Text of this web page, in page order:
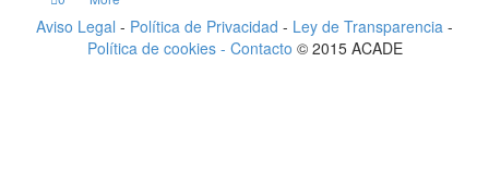
Aviso Legal - Política de Privacidad - Ley de Transparencia -
Política de cookies - Contacto © 2015 ACADE